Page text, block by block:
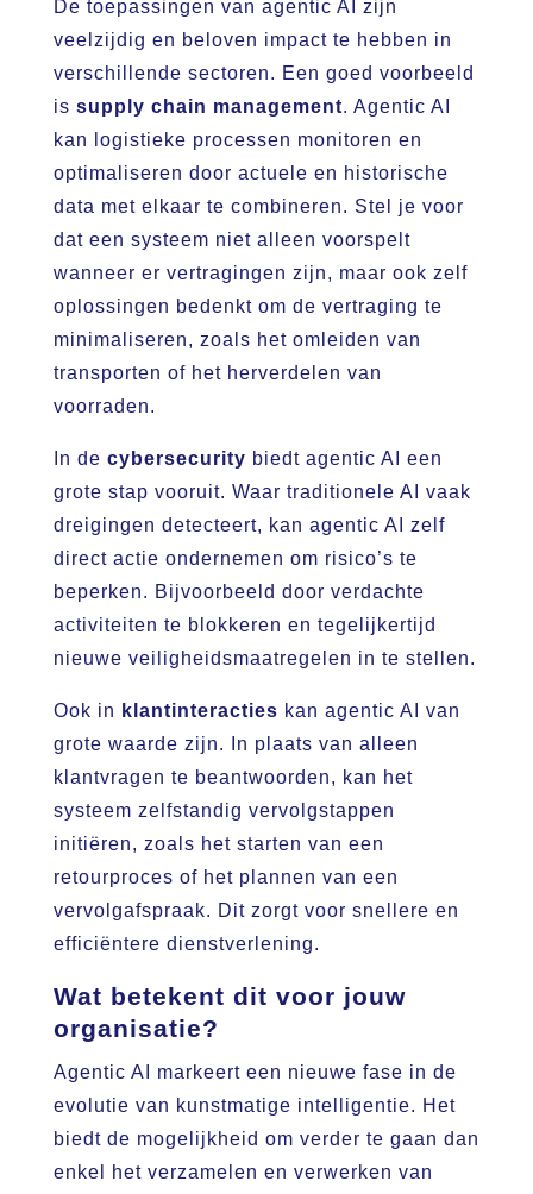
De toepassingen van agentic AI zijn
veelzijdig en beloven impact te hebben in
verschillende sectoren. Een goed voorbeeld
is supply chain management. Agentic AI
kan logistieke processen monitoren en
optimaliseren door actuele en historische
data met elkaar te combineren. Stel je voor
dat een systeem niet alleen voorspelt
wanneer er vertragingen zijn, maar ook zelf
oplossingen bedenkt om de vertraging te
minimaliseren, zoals het omleiden van
transporten of het herverdelen van
voorraden.
In de cybersecurity biedt agentic AI een
grote stap vooruit. Waar traditionele AI vaak
dreigingen detecteert, kan agentic AI zelf
direct actie ondernemen om risico’s te
beperken. Bijvoorbeeld door verdachte
activiteiten te blokkeren en tegelijkertijd
nieuwe veiligheidsmaatregelen in te stellen.
Ook in klantinteracties kan agentic AI van
grote waarde zijn. In plaats van alleen
klantvragen te beantwoorden, kan het
systeem zelfstandig vervolgstappen
initiëren, zoals het starten van een
retourproces of het plannen van een
vervolgafspraak. Dit zorgt voor snellere en
efficiëntere dienstverlening.
Wat betekent dit voor jouw
organisatie?
Agentic AI markeert een nieuwe fase in de
evolutie van kunstmatige intelligentie. Het
biedt de mogelijkheid om verder te gaan dan
enkel het verzamelen en verwerken van